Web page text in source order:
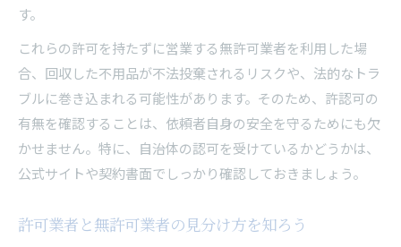
す。
これらの許可を持たずに営業する無許可業者を利用した場
合、回収した不用品が不法投棄されるリスクや、法的なトラ
ブルに巻き込まれる可能性があります。そのため、許認可の
有無を確認することは、依頼者自身の安全を守るためにも欠
かせません。特に、自治体の認可を受けているかどうかは、
公式サイトや契約書面でしっかり確認しておきましょう。
許可業者と無許可業者の見分け方を知ろう